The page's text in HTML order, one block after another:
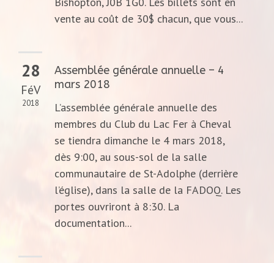
vente au coût de 30$ chacun, que vous...
28
FéV
2018
Assemblée générale annuelle – 4
mars 2018
L’assemblée générale annuelle des
membres du Club du Lac Fer à Cheval
se tiendra dimanche le 4 mars 2018,
dès 9:00, au sous-sol de la salle
communautaire de St-Adolphe (derrière
l’église), dans la salle de la FADOQ. Les
portes ouvriront à 8:30. La
documentation...